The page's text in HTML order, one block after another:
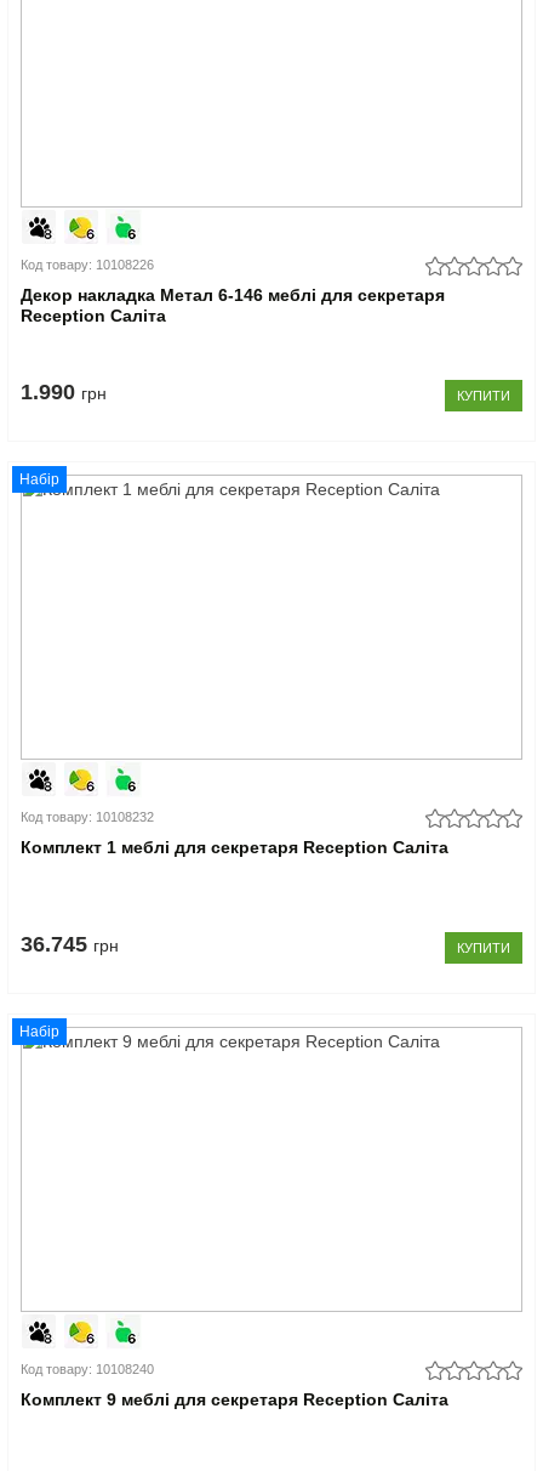
Код товару: 10108226
Декор накладка Метал 6-146 меблі для секретаря
Reception Саліта
1.990 грн КУПИТИ
Набір
Код товару: 10108232
Комплект 1 меблі для секретаря Reception Саліта
36.745 грн КУПИТИ
Набір
Код товару: 10108240
Комплект 9 меблі для секретаря Reception Саліта